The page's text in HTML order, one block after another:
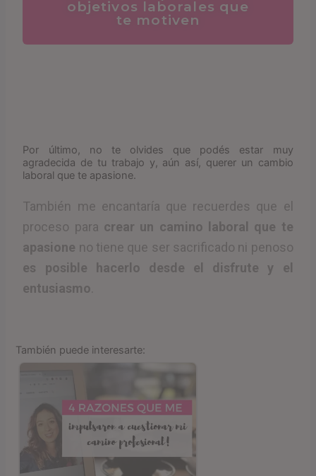
objetivos laborales que
te motiven
Por último, no te olvides que podés estar muy
agradecida de tu trabajo y, aún así, querer un cambio
laboral que te apasione.
También me encantaría que recuerdes que el
proceso para crear un camino laboral que te
apasione no tiene que ser sacrificado ni penoso
es posible hacerlo desde el disfrute y el
entusiasmo
También puede interesarte: